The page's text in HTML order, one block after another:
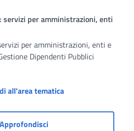
servizi per amministrazioni, enti
per amministrazioni, enti e
Dipendenti Pubblici
all'area tematicaDipendenti
ApprofondisciDipendenti pubblici: